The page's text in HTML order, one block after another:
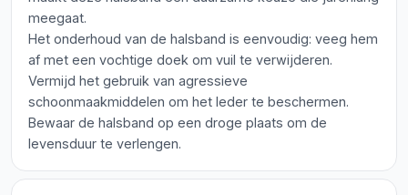
meegaat.
Het onderhoud van de halsband is eenvoudig: veeg hem
af met een vochtige doek om vuil te verwijderen.
Vermijd het gebruik van agressieve
schoonmaakmiddelen om het leder te beschermen.
Bewaar de halsband op een droge plaats om de
levensduur te verlengen.